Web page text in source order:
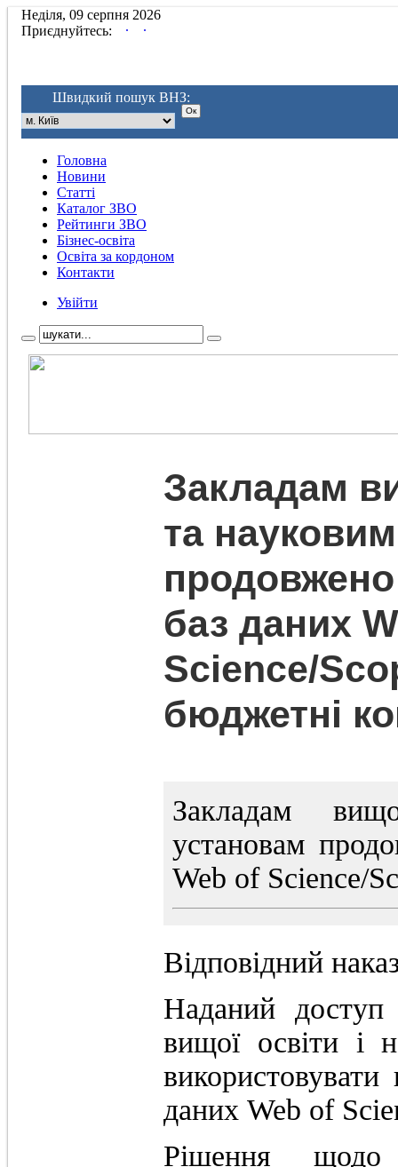
Неділя, 09 серпня 2026
Приєднуйтесь:
. .
Швидкий пошук ВНЗ:
Головна
Новини
Статті
Каталог ЗВО
Рейтинги ЗВО
Бізнес-освіта
Освіта за кордоном
Контакти
Увійти
Закладам
та
баз даних
Science/
бюджетні
Закладам
установам
Web of Science/
Відповідний
Наданий доступ
вищої освіти і
використовувати
даних Web of
Рішення щодо